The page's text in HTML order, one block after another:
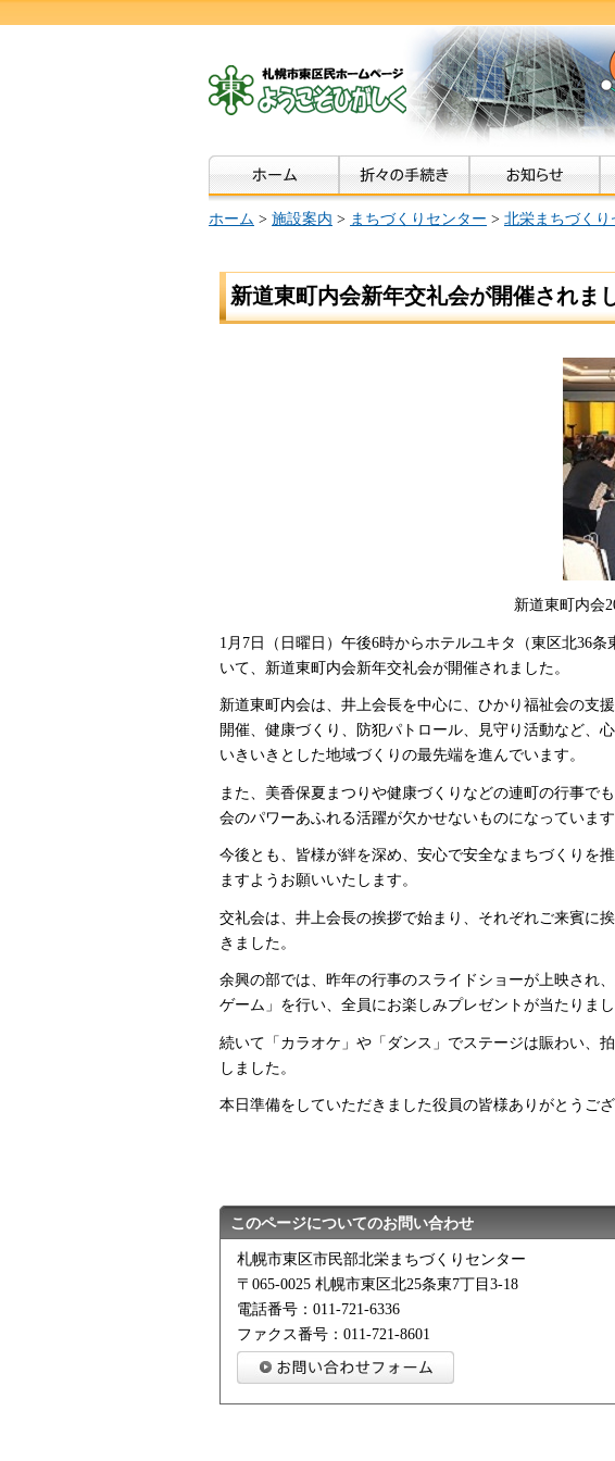
ホーム > 施設案内 > まちづくりセンター > 北栄まちづくり
新道東町内会新年交礼会が開催されま
新道東町内会
1月7日（日曜日）午後6時からホテルユキタ（東区北36条
いて、新道東町内会新年交礼会が開催されました。
新道東町内会は、井上会長を中心に、ひかり福祉会の支
開催、健康づくり、防犯パトロール、見守り活動など、
いきいきとした地域づくりの最先端を進んでいます。
また、美香保夏まつりや健康づくりなどの連町の行事で
会のパワーあふれる活躍が欠かせないものになっています
今後とも、皆様が絆を深め、安心で安全なまちづくりを
ますようお願いいたします。
交礼会は、井上会長の挨拶で始まり、それぞれご来賓に
きました。
余興の部では、昨年の行事のスライドショーが上映され
ゲーム」を行い、全員にお楽しみプレゼントが当たりまし
続いて「カラオケ」や「ダンス」でステージは賑わい、
しました。
本日準備をしていただきました役員の皆様ありがとうござ
このページについてのお問い合わせ
札幌市東区市民部北栄まちづくりセンター
〒065-0025 札幌市東区北25条東7丁目3-18
電話番号：011-721-6336
ファクス番号：011-721-8601